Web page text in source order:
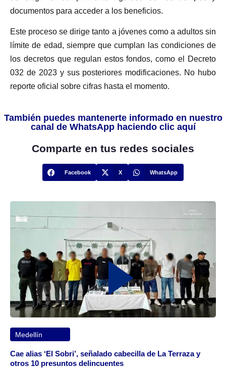
documentos para acceder a los beneficios.
Este proceso se dirige tanto a jóvenes como a adultos sin
límite de edad, siempre que cumplan las condiciones de
los decretos que regulan estos fondos, como el Decreto
032 de 2023 y sus posteriores modificaciones. No hubo
reporte oficial sobre cifras hasta el momento.
También puedes mantenerte informado en nuestro
canal de WhatsApp haciendo clic aquí
Comparte en tus redes sociales
Facebook X WhatsApp
Medellín
Cae alias ‘El Sobri’, señalado cabecilla de La Terraza y
otros 10 presuntos delincuentes